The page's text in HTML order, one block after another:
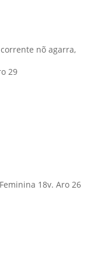
nõ agarra,
29
18v. Aro 26